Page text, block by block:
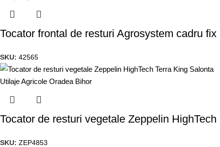
Tocator frontal de resturi Agrosystem cadru fix
SKU: 42565
Tocator de resturi vegetale Zeppelin HighTech
SKU: ZEP4853